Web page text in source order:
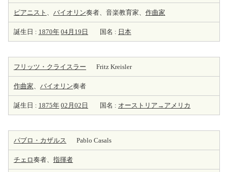
ピアニスト 、 バイオリン奏者、音楽教育家、 作曲家
誕生日 : 1870年 04月19日 国名 : 日本
フリッツ・クライスラー Fritz Kreisler
作曲家、 バイオリン奏者
誕生日 : 1875年 02月02日 国名 : オーストリア→アメリカ
パブロ・カザルス Pablo Casals
チェロ奏者、 指揮者